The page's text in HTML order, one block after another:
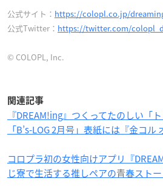
公式サイト： https://colopl.co.jp/
公式Twitter： https://twitter.com/
© COLOPL, Inc.
関連記事
『DREAM!ing』つくってたのしい「
「B’s-LOG 2月号」表紙には『金コル
コロプラ初の女性向けアプリ『
じ寮で生活する推しペアの青春スト